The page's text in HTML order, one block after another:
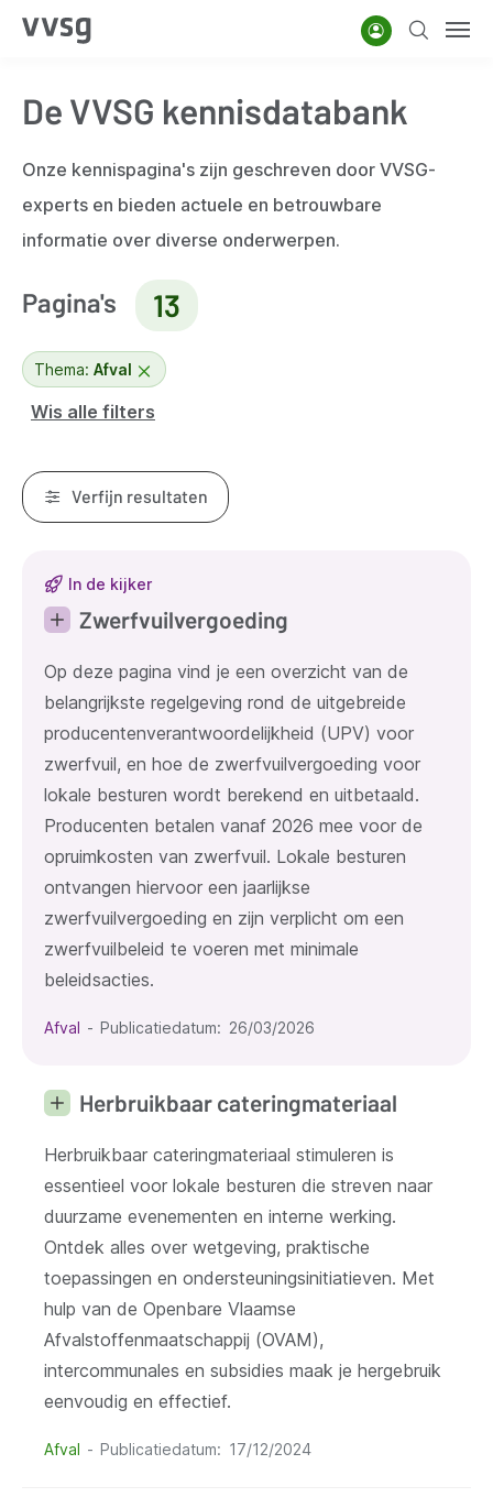
Overslaan
gaan
AccountZoeken
De VVSG kennisdatabank
Onze kennispagina's zijn geschreven door VVSG-
experts en bieden actuele en betrouwbare
informatie over diverse onderwerpen.
Pagina's 13
Thema: Afval
Wis alle filters
Verfijn resultaten
Resultaten
In de kijker
Zwerfvuilvergoeding
Op deze pagina vind je een overzicht van de
belangrijkste regelgeving rond de uitgebreide
producentenverantwoordelijkheid (UPV) voor
zwerfvuil, en hoe de zwerfvuilvergoeding voor
lokale besturen wordt berekend en uitbetaald.
Producenten betalen vanaf 2026 mee voor de
opruimkosten van zwerfvuil. Lokale besturen
ontvangen hiervoor een jaarlijkse
zwerfvuilvergoeding en zijn verplicht om een
zwerfvuilbeleid te voeren met minimale
beleidsacties.
Afval Publicatiedatum 26/03/2026
Herbruikbaar cateringmateriaal
Herbruikbaar cateringmateriaal stimuleren is
essentieel voor lokale besturen die streven naar
duurzame evenementen en interne werking.
Ontdek alles over wetgeving, praktische
toepassingen en ondersteuningsinitiatieven. Met
hulp van de Openbare Vlaamse
Afvalstoffenmaatschappij (OVAM),
intercommunales en subsidies maak je hergebruik
eenvoudig en effectief.
Afval Publicatiedatum 17/12/2024